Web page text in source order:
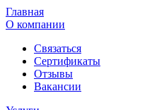
Главная
О компании
Связаться
Сертификаты
Отзывы
Вакансии